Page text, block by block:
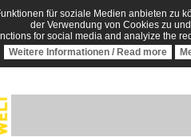
für soziale Medien anbieten
der Verwendung von Cookies zu
for social media and analyize the
Weitere Informationen / Read more